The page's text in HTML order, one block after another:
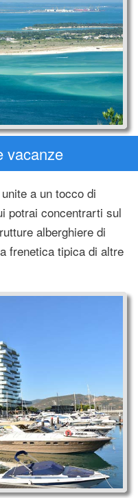
vacanze
a un tocco di
potrai concentrarti sul
alberghiere di
frenetica tipica di altre